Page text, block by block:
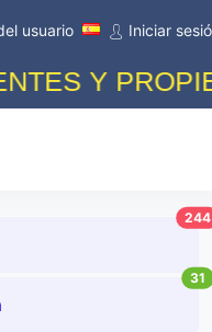
usuario Iniciar
Y
244
31